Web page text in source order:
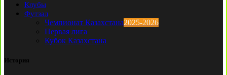
Клубы
Футзал
Чемпионат Казахстана2025-2026
Первая лига
Кубок Казахстана
История